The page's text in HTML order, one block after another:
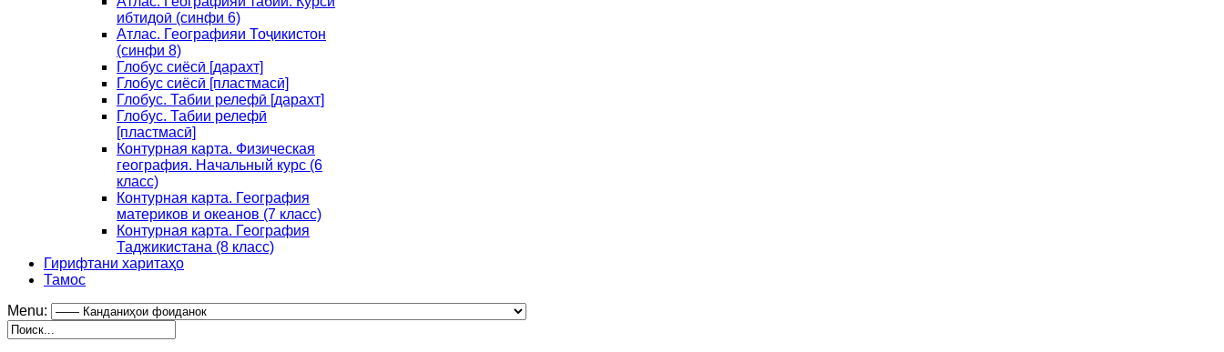
ибтидоӣ (синфи 6)
Атлас. Географияи Тоҷикистон
(синфи 8)
Глобус сиёсӣ [дарахт]
Глобус сиёсӣ [пластмасӣ]
Глобус. Табии релефӣ [дарахт]
Глобус. Табии релефӣ
[пластмасӣ]
Контурная карта. Физическая
география. Начальный курс (6
класс)
Контурная карта. География
материков и океанов (7 класс)
Контурная карта. География
Таджикистана (8 класс)
Гирифтани харитаҳо
Тамос
Menu: